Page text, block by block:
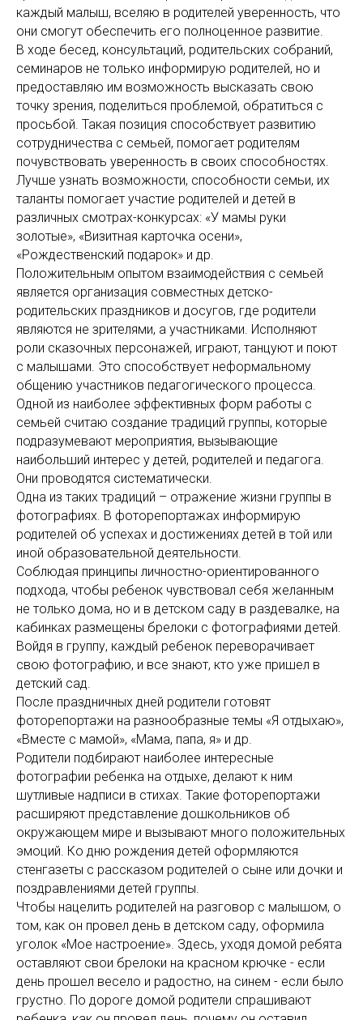
каждый малыш, вселяю в родителей уверенность, что
они смогут обеспечить его полноценное развитие.
В ходе бесед, консультаций, родительских собраний,
семинаров не только информирую родителей, но и
предоставляю им возможность высказать свою
точку зрения, поделиться проблемой, обратиться с
просьбой. Такая позиция способствует развитию
сотрудничества с семьей, помогает родителям
почувствовать уверенность в своих способностях.
Лучше узнать возможности, способности семьи, их
таланты помогает участие родителей и детей в
различных смотрах-конкурсах: «У мамы руки
золотые», «Визитная карточка осени»,
«Рождественский подарок» и др.
Положительным опытом взаимодействия с семьей
является организация совместных детско-
родительских праздников и досугов, где родители
являются не зрителями, а участниками. Исполняют
роли сказочных персонажей, играют, танцуют и поют
с малышами. Это способствует неформальному
общению участников педагогического процесса.
Одной из наиболее эффективных форм работы с
семьей считаю создание традиций группы, которые
подразумевают мероприятия, вызывающие
наибольший интерес у детей, родителей и педагога.
Они проводятся систематически.
Одна из таких традиций – отражение жизни группы в
фотографиях. В фоторепортажах информирую
родителей об успехах и достижениях детей в той или
иной образовательной деятельности.
Соблюдая принципы личностно-ориентированного
подхода, чтобы ребенок чувствовал себя желанным
не только дома, но и в детском саду в раздевалке, на
кабинках размещены брелоки с фотографиями детей.
Войдя в группу, каждый ребенок переворачивает
свою фотографию, и все знают, кто уже пришел в
детский сад.
После праздничных дней родители готовят
фоторепортажи на разнообразные темы «Я отдыхаю»,
«Вместе с мамой», «Мама, папа, я» и др.
Родители подбирают наиболее интересные
фотографии ребенка на отдыхе, делают к ним
шутливые надписи в стихах. Такие фоторепортажи
расширяют представление дошкольников об
окружающем мире и вызывают много положительных
эмоций. Ко дню рождения детей оформляются
стенгазеты с рассказом родителей о сыне или дочки и
поздравлениями детей группы.
Чтобы нацелить родителей на разговор с малышом, о
том, как он провел день в детском саду, оформила
уголок «Мое настроение». Здесь, уходя домой ребята
оставляют свои брелоки на красном крючке - если
день прошел весело и радостно, на синем - если было
грустно. По дороге домой родители спрашивают